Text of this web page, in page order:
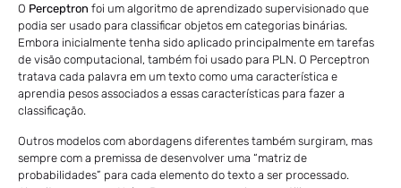
O Perceptron foi um algoritmo de aprendizado supervisionado que
podia ser usado para classificar objetos em categorias binárias.
Embora inicialmente tenha sido aplicado principalmente em tarefas
de visão computacional, também foi usado para PLN. O Perceptron
tratava cada palavra em um texto como uma característica e
aprendia pesos associados a essas características para fazer a
classificação.
Outros modelos com abordagens diferentes também surgiram, mas
sempre com a premissa de desenvolver uma “matriz de
probabilidades” para cada elemento do texto a ser processado.